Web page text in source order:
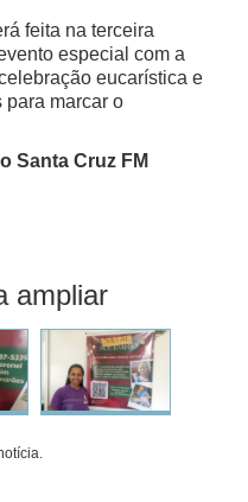
feita na terceira
especial com a
eucarística e
para marcar o
Santa Cruz FM
ampliar